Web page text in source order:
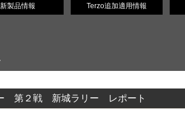
新製品情報 Terzo追加適用情報
第２戦 新城ラリー レポート